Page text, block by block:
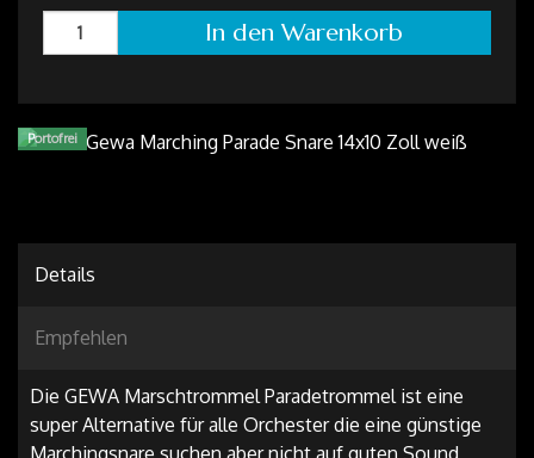
In den Warenkorb
Portofrei
Details
Empfehlen
Die GEWA Marschtrommel Paradetrommel ist eine
super Alternative für alle Orchester die eine günstige
Marchingsnare suchen aber nicht auf guten Sound